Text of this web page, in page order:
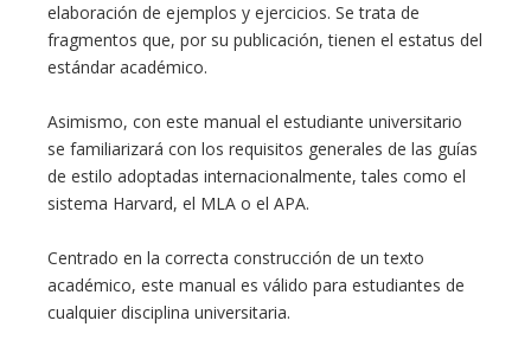
elaboración de ejemplos y ejercicios. Se trata de
fragmentos que, por su publicación, tienen el estatus del
estándar académico.
Asimismo, con este manual el estudiante universitario
se familiarizará con los requisitos generales de las guías
de estilo adoptadas internacionalmente, tales como el
sistema Harvard, el MLA o el APA.
Centrado en la correcta construcción de un texto
académico, este manual es válido para estudiantes de
cualquier disciplina universitaria.